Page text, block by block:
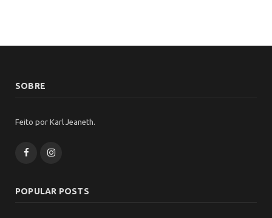
SOBRE
Feito por Karl Jeaneth.
FacebookInstagram
POPULAR POSTS